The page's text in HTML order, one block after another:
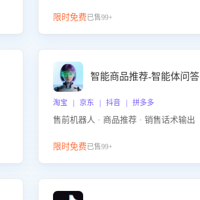
限时免费已售99+
智能商品推荐-智能体问答
淘宝 | 京东 | 抖音 | 拼多多
售前机器人 · 商品推荐 · 销售话术输出
限时免费已售99+